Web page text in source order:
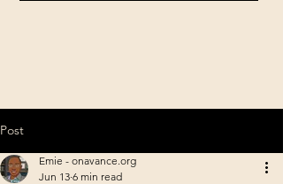
Post
Emie - onavance.org
Jun 13 6 min read